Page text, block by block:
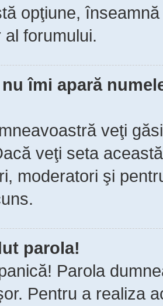
opţiune,
forumului.
îmi apară
veţi
veţi seta
moderatori şi
parola!
Parola
Pentru a realiza